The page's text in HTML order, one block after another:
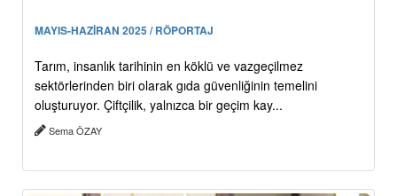
MAYIS-HAZİRAN 2025 / RÖPORTAJ
Tarım, insanlık tarihinin en köklü ve vazgeçilmez
sektörlerinden biri olarak gıda güvenliğinin temelini
oluşturuyor. Çiftçilik, yalnızca bir geçim kay...
Sema ÖZAY